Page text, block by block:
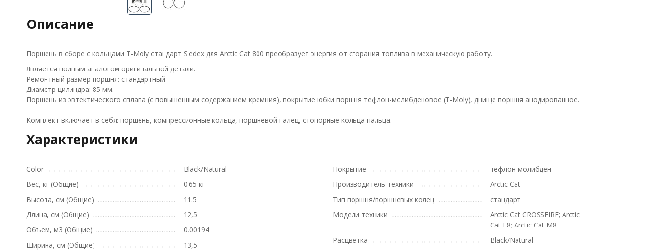
Описание
Поршень в сборе с кольцами T-Moly стандарт Sledex для Arctic Cat 800 преобразует энергия от сгорания топлива в механическую работу.
Является полным аналогом оригинальной детали.
Ремонтный размер поршня: стандартный
Диаметр цилиндра: 85 мм.
Поршень из эвтектического сплава (с повышенным содержанием кремния), покрытие юбки поршня тефлон-молибденовое (T-Moly), днище поршня анодированное.
Комплект включает в себя: поршень, компрессионные кольца, поршневой палец, стопорные кольца пальца.
Характеристики
Color
Black/Natural
Вес, кг (Общие)
0.65 кг
Высота, см (Общие)
11.5
Длина, см (Общие)
12,5
Объем, м3 (Общие)
0,00194
Ширина, см (Общие)
13,5
Покрытие
тефлон-молибден
Производитель техники
Arctic Cat
Тип поршня/поршневых колец
стандарт
Модели техники
Arctic Cat CROSSFIRE; Arctic
Cat F8; Arctic Cat M8
Расцветка
Black/Natural